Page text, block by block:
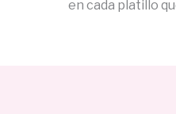
en cada platillo